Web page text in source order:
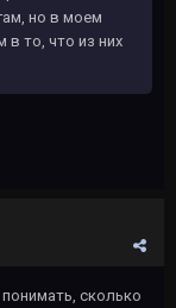
но в моем
в то, что из них
сколько